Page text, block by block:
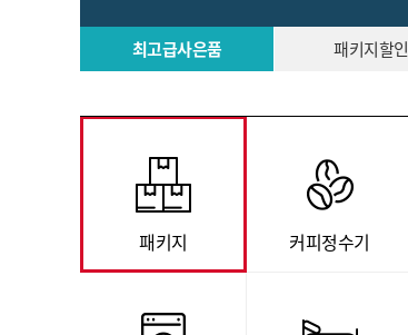
최고급사은품 패키지할인
패키지 커피정수기